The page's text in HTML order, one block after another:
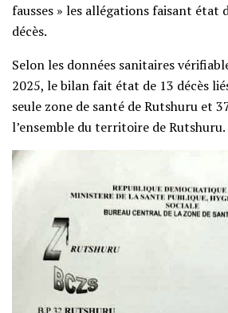
fausses » les allégations faisant état
décès.
Selon les données sanitaires
2025, le bilan fait état de 13 décès
seule zone de santé de Rutshuru et
l’ensemble du territoire de Rutshuru.